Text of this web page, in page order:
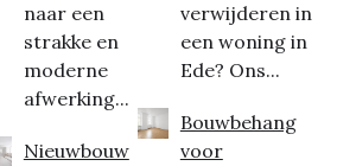
naar een
strakke en
moderne
afwerking...
Nieuwbouw
verwijderen in
een woning in
Ede? Ons...
Bouwbehang
voor